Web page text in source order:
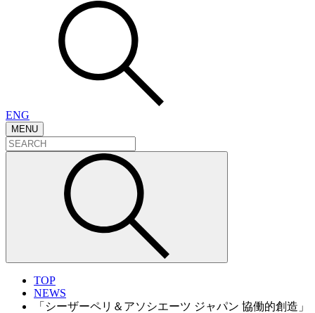
ENG
MENU
TOP
NEWS
「シーザーペリ＆アソシエーツ ジャパン 協働的創造」